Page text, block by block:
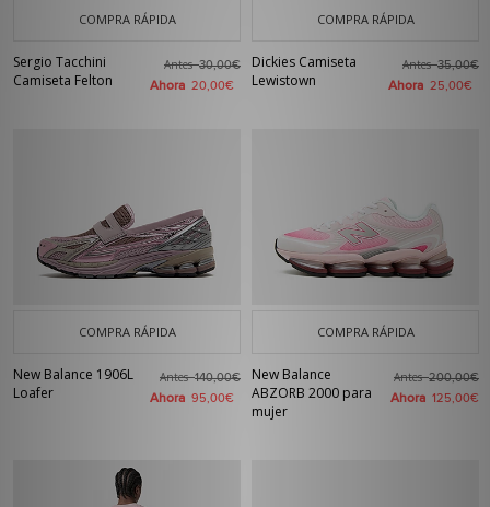
COMPRA RÁPIDA
Sergio Tacchini
Camiseta Felton
Antes30,00€
Ahora 20,00€
COMPRA RÁPIDA
Dickies Camiseta
Lewistown
Antes35,00€
Ahora 25,00€
COMPRA RÁPIDA
New Balance 1906L
Loafer
Antes140,00€
Ahora 95,00€
COMPRA RÁPIDA
New Balance
ABZORB 2000 para
mujer
Antes200,00€
Ahora 125,00€